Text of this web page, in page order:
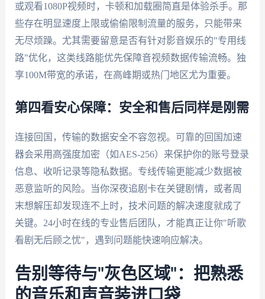
或观看1080P视频时，卡顿和加载圈简直是体验杀手。那
些存在明显速度上限或偷偷限制流量的服务，只能带来
无尽烦躁。尤其需要留意是否有针对影音娱乐的"专用线
路"优化，这类线路能优先保障音视频数据传输流畅。独
享100M带宽的承诺，在高峰期或热门地区尤为重要。
第四看安心保障：安全和售后同样是刚需
连接回国，传输的数据安全不容忽视。可靠的回国加速
器会采用高强度加密（如AES-256）来保护你的账号登录
信息、收听记录等隐私数据。专线传输更能减少数据被
恶意监听的风险。当你深夜追剧卡在关键剧情，或者周
末想解压却发现连不上时，技术问题的解决速度就成了
关键。24小时在线的专业售后团队，才能真正让你"听歌
看剧无后顾之忧"，遇到问题能快速响应解决。
告别等待与"灰色区域"：把熟悉
的音乐和声音装进口袋